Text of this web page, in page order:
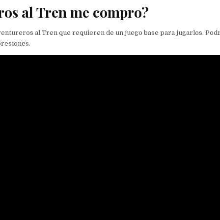
al Tren me compro?
al Tren que requieren de un juego base para jugarlos.